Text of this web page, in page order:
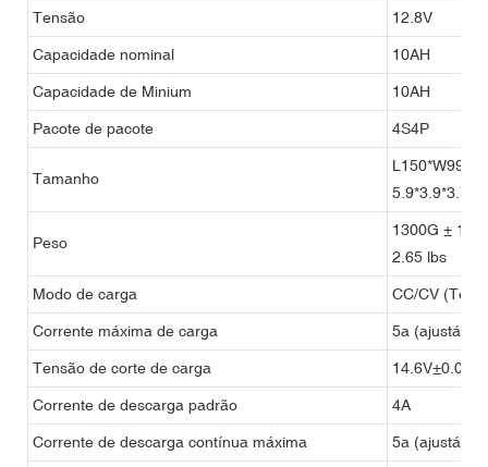
Tensão 12.8V
Capacidade nominal 10AH
Capacidade de Minium 10AH
Pacote de pacote 4S4P
Tamanho
5.9*3.9*3.7"
Peso
1300G ±
2.65 lbs
Modo de carga CC/CV
Corrente máxima de carga 5a (ajustável)
Tensão de corte de carga 14.6V±0.05
Corrente de descarga padrão 4A
Corrente de descarga contínua máxima 5a (ajustável)